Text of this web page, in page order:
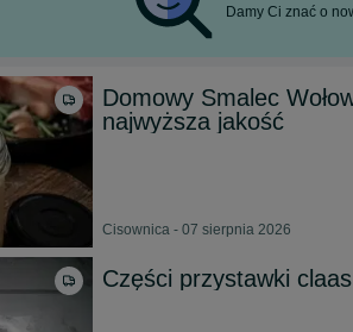
Damy Ci znać o
Domowy Smalec
najwyższa jakość
Cisownica - 07 sierpnia 2026
Części przystawki